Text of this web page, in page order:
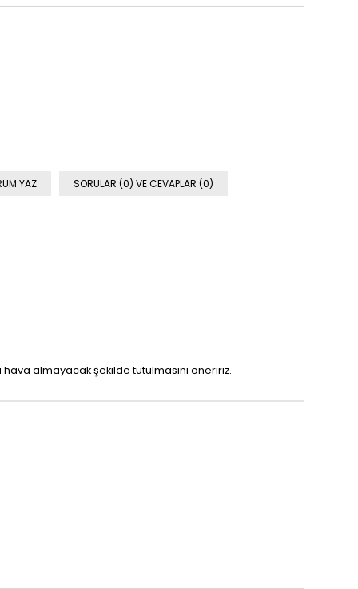
YAZ SORULAR (0) VE CEVAPLAR (0)
almayacak şekilde tutulmasını öneririz.